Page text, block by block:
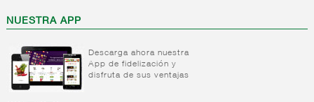
NUESTRA APP
Descarga ahora nuestra
App de fidelización y
disfruta de sus ventajas